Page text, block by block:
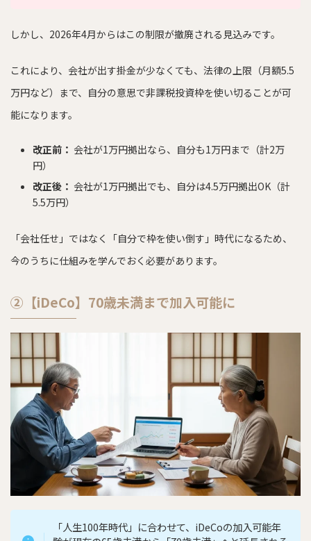
しかし、2026年4月からはこの制限が撤廃される見込みです。
これにより、会社が出す掛金が少なくても、法律の上限（月額5.5
万円など）まで、自分の意思で非課税投資枠を使い切ることが可
能になります。
改正前： 会社が1万円拠出なら、自分も1万円まで（計2万
円）
改正後： 会社が1万円拠出でも、自分は4.5万円拠出OK（計
5.5万円）
「会社任せ」ではなく「自分で枠を使い倒す」時代になるため、
今のうちに仕組みを学んでおく必要があります。
②【iDeCo】70歳未満まで加入可能に
「人生100年時代」に合わせて、iDeCoの加入可能年